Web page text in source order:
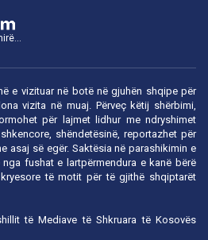
e vizituar në botë në gjuhën shqipe për
vizita në muaj. Përveç këtij shërbimi,
për lajmet lidhur me ndryshimet
shëndetësinë, reportazhet për
asaj së egër. Saktësia në parashikimin e
fushat e lartpërmendura e kanë bërë
të motit për të gjithë shqiptarët
të Mediave të Shkruara të Kosovës